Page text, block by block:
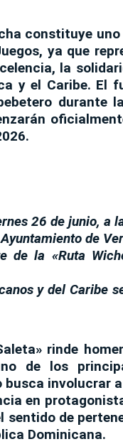
constituye
ya que
la
y el Caribe. El
durante
.
26 de junio, a
de
de la «Ruta
y del Caribe
rinde
de los
involucrar
en
sentido de
Dominicana.